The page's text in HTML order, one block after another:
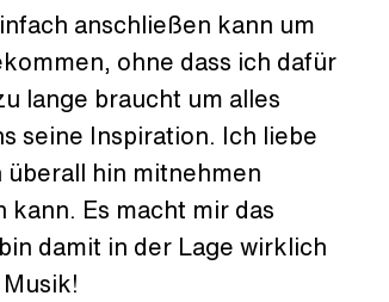
anschließen kann um
ohne dass ich dafür
lange braucht um alles
seine Inspiration. Ich liebe
hin mitnehmen
Es macht mir das
damit in der Lage wirklich